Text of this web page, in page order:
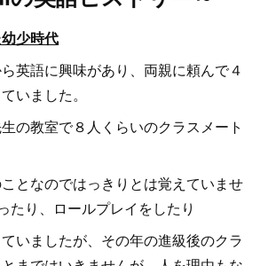
少時代
英語に興味があり、両親に頼んで４
いました。
の教室で８人くらいのクラスメート
となのではっきりとは覚えていませ
たり、ロールプレイをしたり
いましたが、その年の進級後のクラ